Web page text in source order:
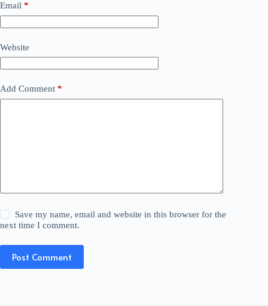
Email *
Website
Add Comment *
Save my name, email and website in this browser for the
next time I comment.
Post Comment